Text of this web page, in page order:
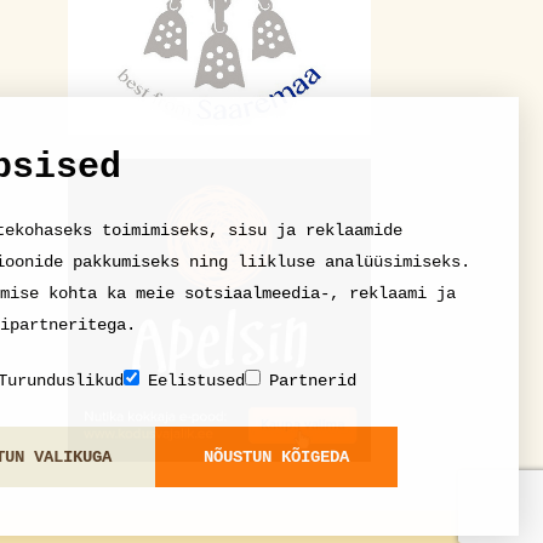
toimimiseks, sisu ja reklaamide
pakkumiseks ning liikluse analüüsimiseks.
kohta ka meie sotsiaalmeedia-, reklaami ja
Eelistused Partnerid
VALIKUGA NÕUSTUN KÕIGEDA